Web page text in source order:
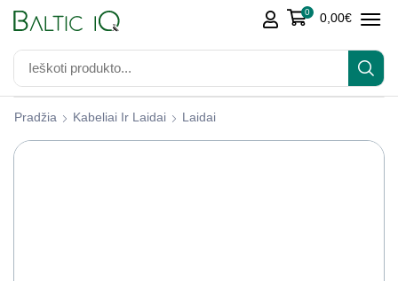
0 0,00€
Pradžia Kabeliai Ir Laidai Laidai